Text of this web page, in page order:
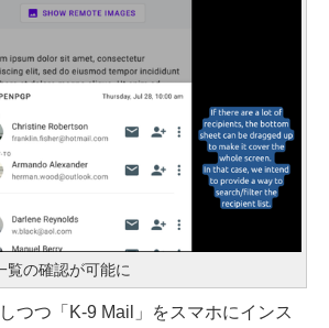
覧の確認が可能に
つつ「K-9 Mail」をスマホにインス